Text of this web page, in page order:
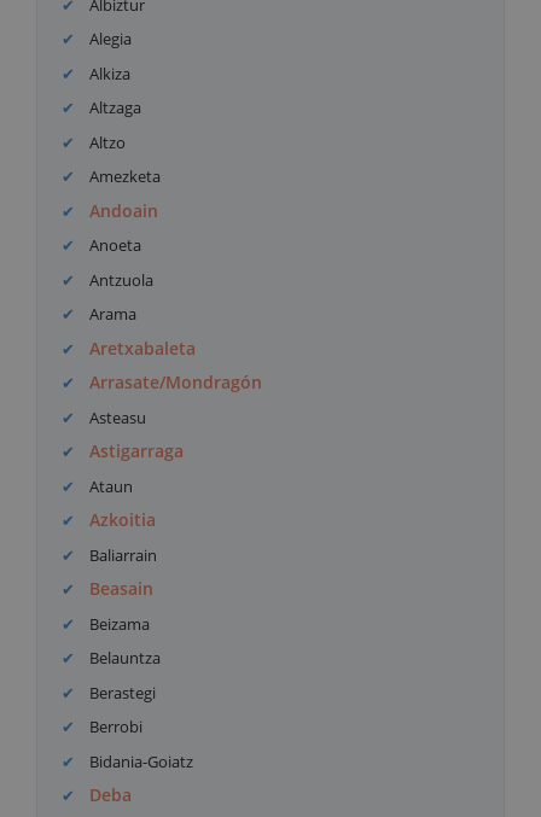
Alegia
Alkiza
Altzaga
Altzo
Amezketa
Andoain
Anoeta
Antzuola
Arama
Aretxabaleta
Arrasate/Mondragón
Asteasu
Astigarraga
Ataun
Azkoitia
Baliarrain
Beasain
Beizama
Belauntza
Berastegi
Berrobi
Bidania-Goiatz
Deba